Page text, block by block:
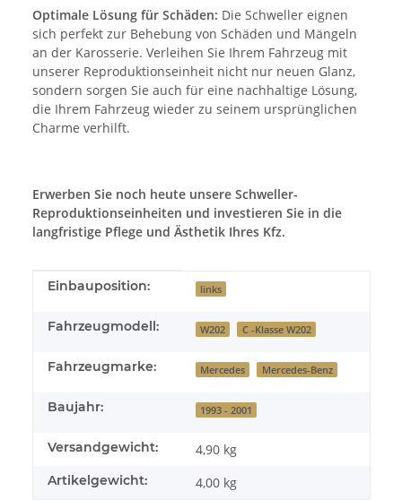
Optimale Lösung für Schäden: Die Schweller eignen
sich perfekt zur Behebung von Schäden und Mängeln
an der Karosserie. Verleihen Sie Ihrem Fahrzeug mit
unserer Reproduktionseinheit nicht nur neuen Glanz,
sondern sorgen Sie auch für eine nachhaltige Lösung,
die Ihrem Fahrzeug wieder zu seinem ursprünglichen
Charme verhilft.
Erwerben Sie noch heute unsere Schweller-
Reproduktionseinheiten und investieren Sie in die
langfristige Pflege und Ästhetik Ihres Kfz.
Produkteigenschaft
Wert
Einbauposition: links
Fahrzeugmodell: W202 C -Klasse W202
Fahrzeugmarke: Mercedes Mercedes-Benz
Baujahr: 1993 - 2001
Versandgewicht: 4,90 kg
Artikelgewicht: 4,00 kg